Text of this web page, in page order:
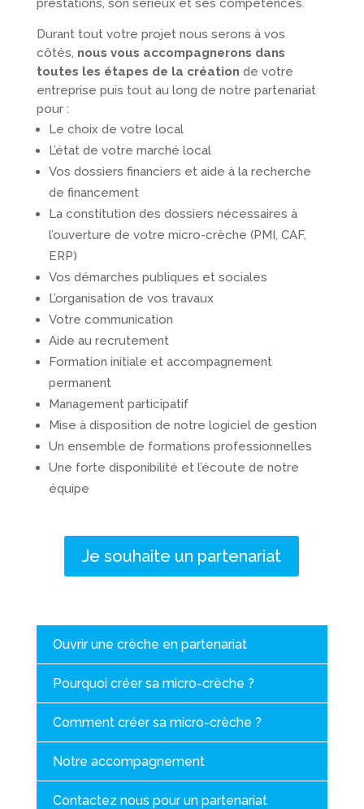
prestations, son sérieux et ses compétences.
Durant tout votre projet nous serons à vos
côtés, nous vous accompagnerons dans
toutes les étapes de la création de votre
entreprise puis tout au long de notre partenariat
pour :
Le choix de votre local
L’état de votre marché local
Vos dossiers financiers et aide à la recherche
de financement
La constitution des dossiers nécessaires à
l’ouverture de votre micro-crèche (PMI, CAF,
ERP)
Vos démarches publiques et sociales
L’organisation de vos travaux
Votre communication
Aide au recrutement
Formation initiale et accompagnement
permanent
Management participatif
Mise à disposition de notre logiciel de gestion
Un ensemble de formations professionnelles
Une forte disponibilité et l’écoute de notre
équipe
Je souhaite un partenariat
Ouvrir une crèche en partenariat
Pourquoi créer sa micro-crèche ?
Comment créer sa micro-crèche ?
Notre accompagnement
Contactez nous pour un partenariat